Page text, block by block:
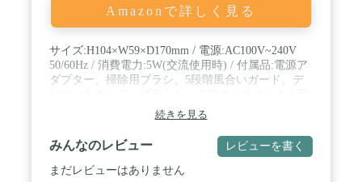
Amazonで詳しく見る
サイズ:H104×W59×D170mm / 電源:AC100V~240V
50/60Hz / 消費電力:5W(交流使用時) / 付属品:電源ア
ダプター、掃除用ブラシ、5段階風合いガード、デ
格時間:30分 / 本体重量(kg): / KD900-Wにおける使用
電池は『ニッケル水素電池』になります。予めご了
承ください。
続きを見る
みんなのレビュー レビューを書く
まだレビューはありません